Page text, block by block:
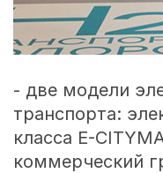
- две модели
транспорта:
класса E-
коммерческий